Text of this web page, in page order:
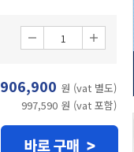
906,900 원 (vat 별도)
997,590 원 (vat 포함)